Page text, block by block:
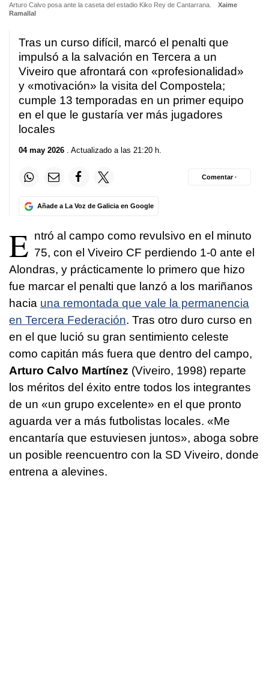
Arturo Calvo posa ante la caseta del estadio Kiko Rey de Cantarrana.
Xaime
Ramallal
Tras un curso difícil, marcó el penalti que
impulsó a la salvación en Tercera a un
Viveiro que afrontará con «profesionalidad»
y «motivación» la visita del Compostela;
cumple 13 temporadas en un primer equipo
en el que le gustaría ver más jugadores
locales
04 may 2026 . Actualizado a las 21:20 h.
Añade a La Voz de Galicia en Google
Comentar ·
E ntró al campo como revulsivo en el minuto
75, con el Viveiro CF perdiendo 1-0 ante el
Alondras, y prácticamente lo primero que hizo
fue marcar el penalti que lanzó a los mariñanos
hacia una remontada que vale la permanencia
en Tercera Federación. Tras otro duro curso en
en el que lució su gran sentimiento celeste
como capitán más fuera que dentro del campo,
Arturo Calvo Martínez (Viveiro, 1998) reparte
los méritos del éxito entre todos los integrantes
de un «un grupo excelente» en el que pronto
aguarda ver a más futbolistas locales. «Me
encantaría que estuviesen juntos», aboga sobre
un posible reencuentro con la SD Viveiro, donde
entrena a alevines.